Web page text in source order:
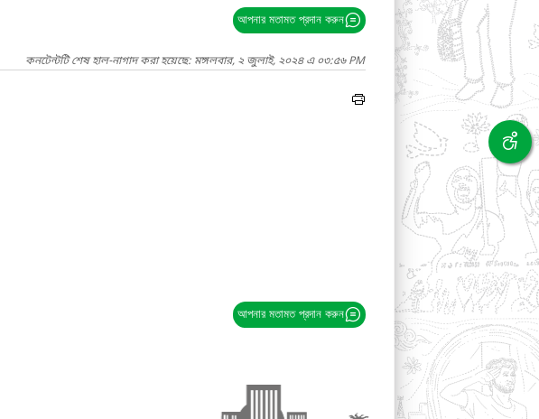
আপনার মতামত প্রদান করুন
কনটেন্টটি শেষ হাল-নাগাদ করা হয়েছে: মঙ্গলবার, ২ জুলাই, ২০২৪ এ ০৩:৫৬ PM
আপনার মতামত প্রদান করুন